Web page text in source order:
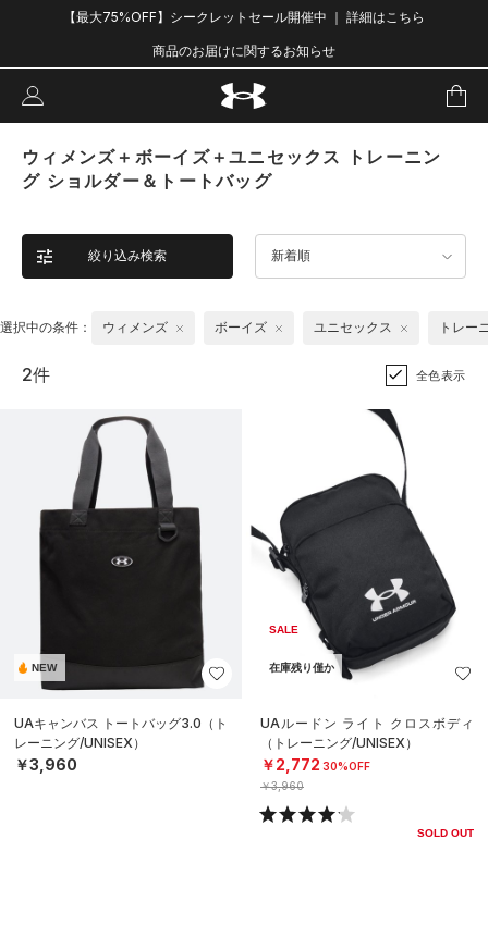
【最大75%OFF】シークレットセール開催中 ｜ 詳細はこちら
商品のお届けに関するお知らせ
ウィメンズ＋ボーイズ＋ユニセックス トレーニン
グ ショルダー＆トートバッグ
絞り込み検索 新着順
選択中の条件： ウィメンズ ボーイズ ユニセックス トレー
2件 全色表示
NEW
UAキャンバス トートバッグ3.0（ト
レーニング/UNISEX）
￥3,960
SALE
在庫残り僅か
UAルードン ライト クロスボディ
（トレーニング/UNISEX）
￥2,772 30%OFF
￥3,960
SOLD OUT